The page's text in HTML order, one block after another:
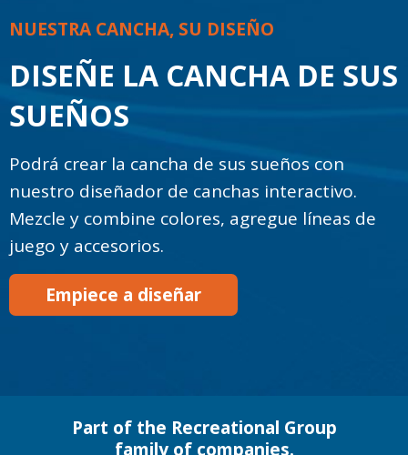
NUESTRA CANCHA, SU DISEÑO
DISEÑE LA CANCHA DE SUS
SUEÑOS
Podrá crear la cancha de sus sueños con
nuestro diseñador de canchas interactivo.
Mezcle y combine colores, agregue líneas de
juego y accesorios.
Empiece a diseñar
Part of the Recreational Group
family of companies.